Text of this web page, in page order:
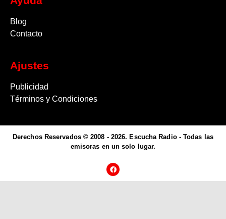
Blog
Contacto
Ajustes
Publicidad
Términos y Condiciones
Derechos Reservados © 2008 - 2026. Escucha Radio - Todas las
emisoras en un solo lugar.